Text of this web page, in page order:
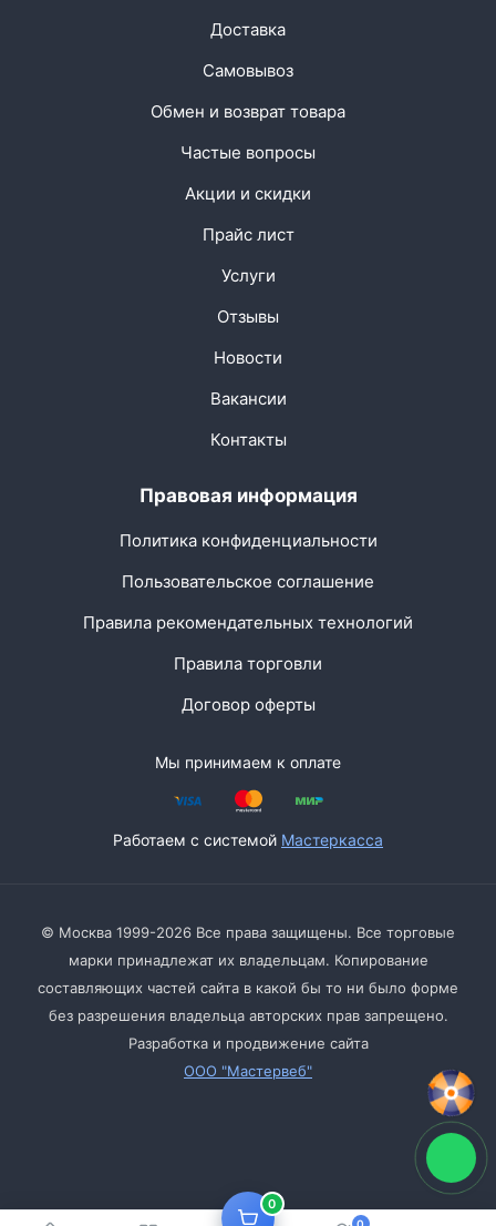
0
Доставка
Самовывоз
Обмен и возврат товара
Частые вопросы
Акции и скидки
Прайс лист
Услуги
Отзывы
Новости
Вакансии
Контакты
Правовая информация
Политика конфиденциальности
Пользовательское соглашение
Правила рекомендательных технологий
Правила торговли
Договор оферты
Мы принимаем к оплате
Работаем с системой Мастеркасса
© Москва 1999-2026 Все права защищены. Все торговые
марки принадлежат их владельцам. Копирование
составляющих частей сайта в какой бы то ни было форме
без разрешения владельца авторских прав запрещено.
Разработка и продвижение сайта
ООО "Мастервеб"